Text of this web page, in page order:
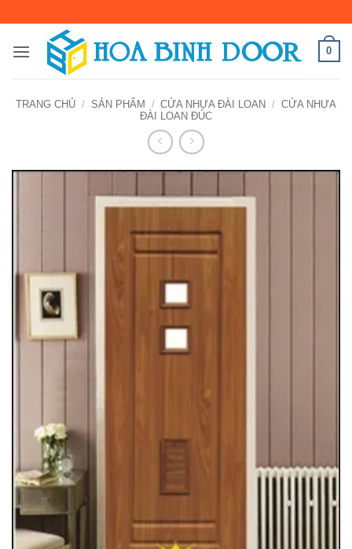
nội
0
TRANG CHỦ / SẢN PHẨM / CỬA NHỰA ĐÀI LOAN / CỬA NHỰA
ĐÀI LOAN ĐÚC